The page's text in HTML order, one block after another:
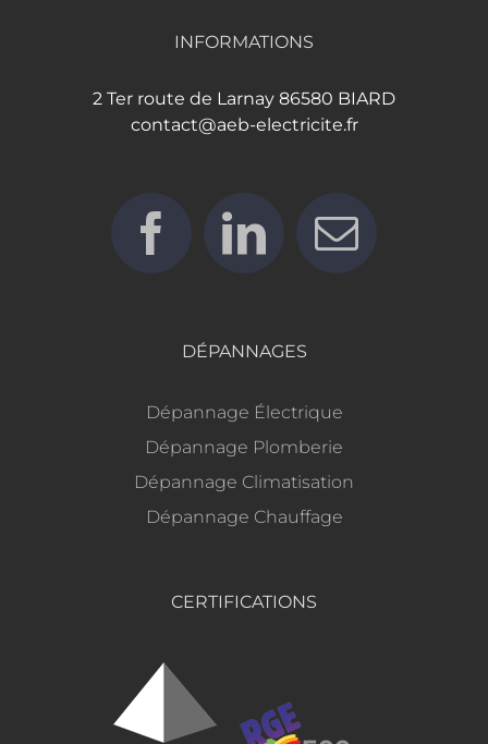
INFORMATIONS
2 Ter route de Larnay 86580 BIARD
contact@aeb-electricite.fr
DÉPANNAGES
Dépannage Électrique
Dépannage Plomberie
Dépannage Climatisation
Dépannage Chauffage
CERTIFICATIONS